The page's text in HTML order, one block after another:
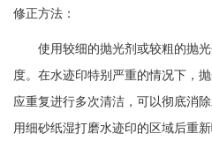
修正方法：
使用较细的抛光剂或较粗的抛
度。在水迹印特别严重的情况下，
应重复进行多次清洁，可以彻底消
用细砂纸湿打磨水迹印的区域后重新